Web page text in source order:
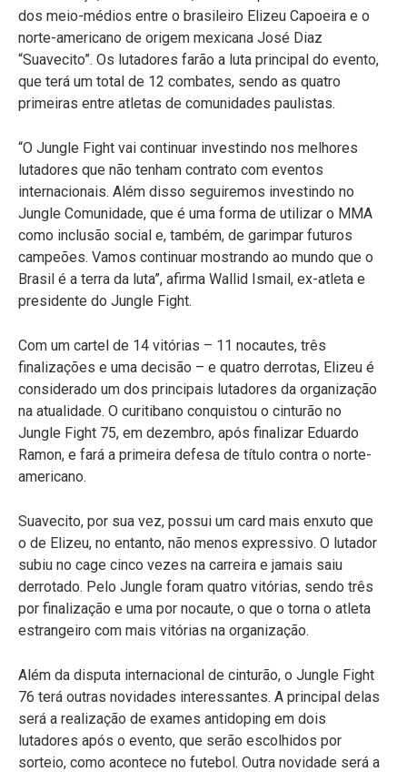
dos meio-médios entre o brasileiro Elizeu Capoeira e o
norte-americano de origem mexicana José Diaz
“Suavecito”. Os lutadores farão a luta principal do evento,
que terá um total de 12 combates, sendo as quatro
primeiras entre atletas de comunidades paulistas.
“O Jungle Fight vai continuar investindo nos melhores
lutadores que não tenham contrato com eventos
internacionais. Além disso seguiremos investindo no
Jungle Comunidade, que é uma forma de utilizar o MMA
como inclusão social e, também, de garimpar futuros
campeões. Vamos continuar mostrando ao mundo que o
Brasil é a terra da luta”, afirma Wallid Ismail, ex-atleta e
presidente do Jungle Fight.
Com um cartel de 14 vitórias – 11 nocautes, três
finalizações e uma decisão – e quatro derrotas, Elizeu é
considerado um dos principais lutadores da organização
na atualidade. O curitibano conquistou o cinturão no
Jungle Fight 75, em dezembro, após finalizar Eduardo
Ramon, e fará a primeira defesa de título contra o norte-
americano.
Suavecito, por sua vez, possui um card mais enxuto que
o de Elizeu, no entanto, não menos expressivo. O lutador
subiu no cage cinco vezes na carreira e jamais saiu
derrotado. Pelo Jungle foram quatro vitórias, sendo três
por finalização e uma por nocaute, o que o torna o atleta
estrangeiro com mais vitórias na organização.
Além da disputa internacional de cinturão, o Jungle Fight
76 terá outras novidades interessantes. A principal delas
será a realização de exames antidoping em dois
lutadores após o evento, que serão escolhidos por
sorteio, como acontece no futebol. Outra novidade será a